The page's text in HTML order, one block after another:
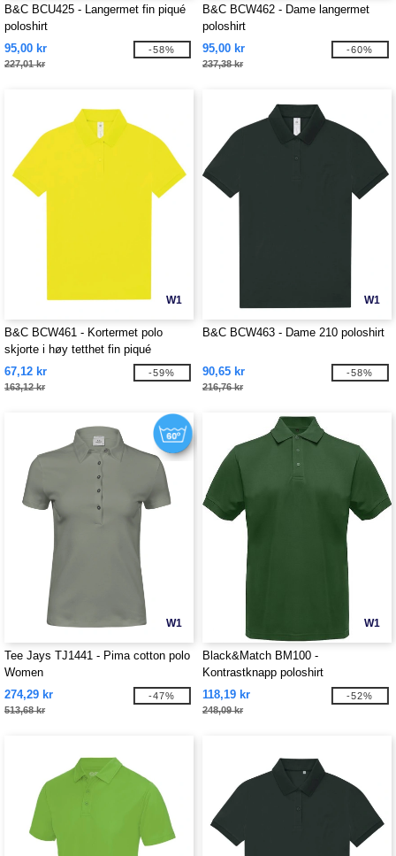
B&C BCU425 - Langermet fin piqué
poloshirt
95,00 kr
227,01 kr
-58%
B&C BCW462 - Dame langermet
poloshirt
95,00 kr
237,38 kr
-60%
W1
B&C BCW461 - Kortermet polo
skjorte i høy tetthet fin piqué
67,12 kr
163,12 kr
-59%
W1
B&C BCW463 - Dame 210 poloshirt
90,65 kr
216,76 kr
-58%
W1
Tee Jays TJ1441 - Pima cotton polo
Women
274,29 kr
513,68 kr
-47%
W1
Black&Match BM100 -
Kontrastknapp poloshirt
118,19 kr
248,09 kr
-52%